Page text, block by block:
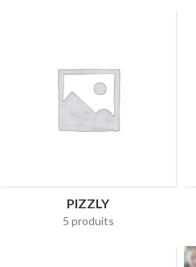
PIZZLY
5 produits